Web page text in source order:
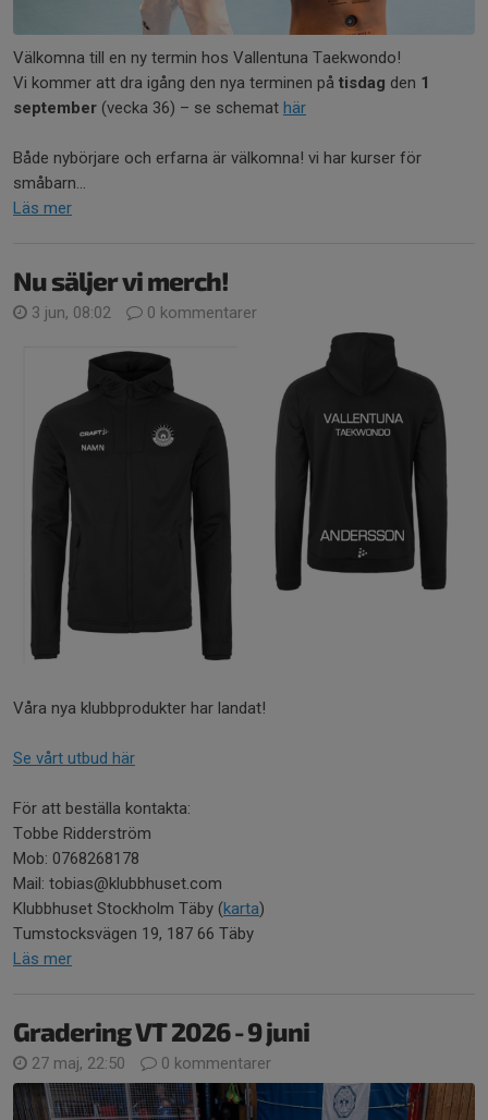
Välkomna till en ny termin hos Vallentuna Taekwondo!
Vi kommer att dra igång den nya terminen på tisdag den 1
september (vecka 36) – se schemat här
Både nybörjare och erfarna är välkomna! vi har kurser för
småbarn...
Läs mer
Nu säljer vi merch!
3 jun, 08:02 0 kommentarer
Våra nya klubbprodukter har landat!
Se vårt utbud här
För att beställa kontakta:
Tobbe Ridderström
Mob: 0768268178
Mail: tobias@klubbhuset.com
Klubbhuset Stockholm Täby (karta)
Tumstocksvägen 19, 187 66 Täby
Läs mer
Gradering VT 2026 - 9 juni
27 maj, 22:50 0 kommentarer